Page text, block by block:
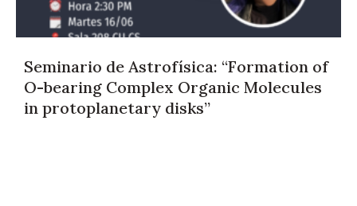
Seminario de Astrofísica: “Formation of
O-bearing Complex Organic Molecules
in protoplanetary disks”